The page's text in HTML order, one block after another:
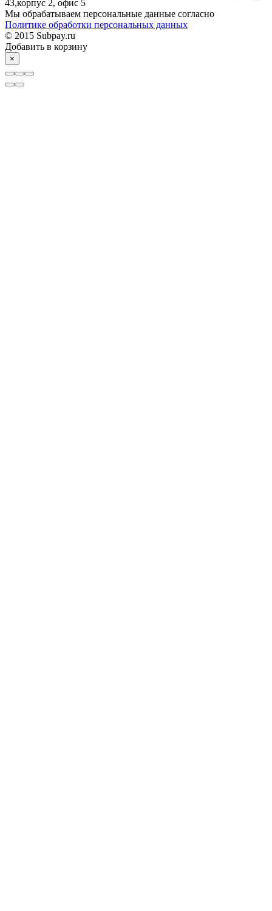
43,корпус 2, офис 5
Мы обрабатываем персональные данные согласно
Политике обработки персональных данных
© 2015 Subpay.ru
Добавить в корзину
×